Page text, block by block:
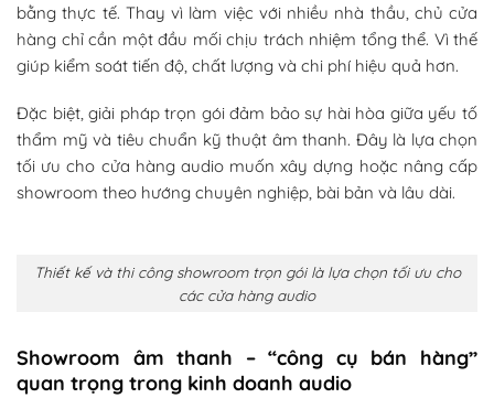
bằng thực tế. Thay vì làm việc với nhiều nhà thầu, chủ cửa
hàng chỉ cần một đầu mối chịu trách nhiệm tổng thể. Vì thế
giúp kiểm soát tiến độ, chất lượng và chi phí hiệu quả hơn.
Đặc biệt, giải pháp trọn gói đảm bảo sự hài hòa giữa yếu tố
thẩm mỹ và tiêu chuẩn kỹ thuật âm thanh. Đây là lựa chọn
tối ưu cho cửa hàng audio muốn xây dựng hoặc nâng cấp
showroom theo hướng chuyên nghiệp, bài bản và lâu dài.
Thiết kế và thi công showroom trọn gói là lựa chọn tối ưu cho
các cửa hàng audio
Showroom âm thanh – “công cụ bán hàng”
quan trọng trong kinh doanh audio